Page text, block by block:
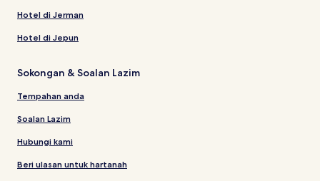
Hotel di Jerman
Hotel di Jepun
Sokongan & Soalan Lazim
Tempahan anda
Soalan Lazim
Hubungi kami
Beri ulasan untuk hartanah